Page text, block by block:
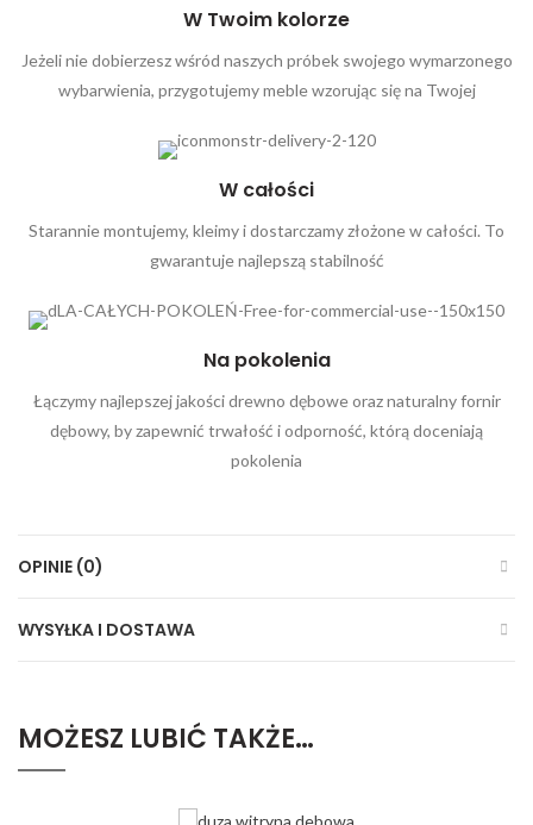
W Twoim kolorze
Jeżeli nie dobierzesz wśród naszych próbek swojego wymarzonego
wybarwienia, przygotujemy meble wzorując się na Twojej
W całości
Starannie montujemy, kleimy i dostarczamy złożone w całości. To
gwarantuje najlepszą stabilność
Na pokolenia
Łączymy najlepszej jakości drewno dębowe oraz naturalny fornir
dębowy, by zapewnić trwałość i odporność, którą doceniają
pokolenia
OPINIE (0)
WYSYŁKA I DOSTAWA
MOŻESZ LUBIĆ TAKŻE…